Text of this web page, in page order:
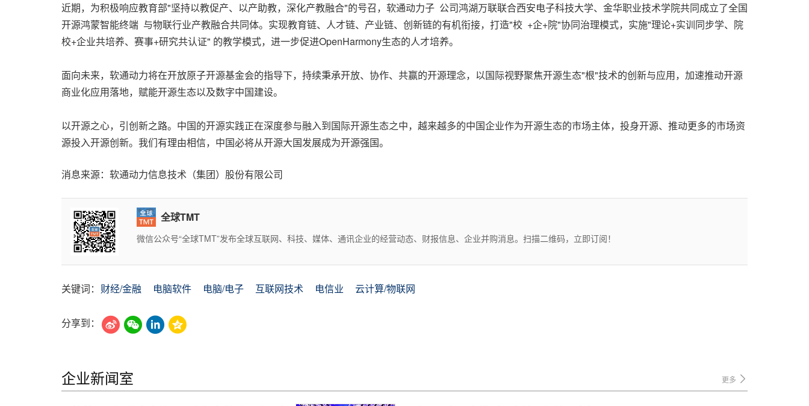
近期，为积极响应教育部"坚持以教促产、以产助教，深化产教融合"的号召，软通动力子 公司鸿湖万联联合西安电子科技大学、金华职业技术学院共同成立了全国
开源鸿蒙智能终端 与物联行业产教融合共同体。实现教育链、人才链、产业链、创新链的有机衔接，打造"校 +企+院"协同治理模式，实施"理论+实训同步学、院
校+企业共培养、赛事+研究共认证" 的教学模式，进一步促进OpenHarmony生态的人才培养。
面向未来，软通动力将在开放原子开源基金会的指导下，持续秉承开放、协作、共赢的开源理念，以国际视野聚焦开源生态"根"技术的创新与应用，加速推动开源
商业化应用落地，赋能开源生态以及数字中国建设。
以开源之心，引创新之路。中国的开源实践正在深度参与融入到国际开源生态之中，越来越多的中国企业作为开源生态的市场主体，投身开源、推动更多的市场资
源投入开源创新。我们有理由相信，中国必将从开源大国发展成为开源强国。
消息来源：软通动力信息技术（集团）股份有限公司
全球TMT
微信公众号“全球TMT”发布全球互联网、科技、媒体、通讯企业的经营动态、财报信息、企业并购消息。扫描二维码，立即订阅！
关键词： 财经/金融 电脑软件 电脑/电子 互联网技术 电信业 云计算/物联网
分享到：
企业新闻室 更多